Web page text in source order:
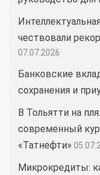
чествовали
07.07.2026
Банковские
сохранения и
В Тольятти на
современный
«Татнефти»
Микрокредиты: